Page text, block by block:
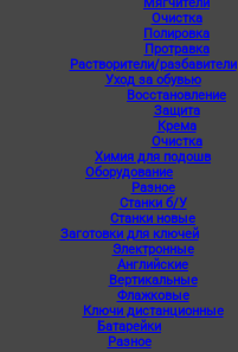
Мягчители
Очистка
Полировка
Протравка
Растворители/разбавители
Уход за обувью
Восстановление
Защита
Крема
Очистка
Химия для подошв
Оборудование
Разное
Станки б/У
Станки новые
Заготовки для ключей
Электронные
Английские
Вертикальные
Флажковые
Ключи дистанционные
Батарейки
Разное